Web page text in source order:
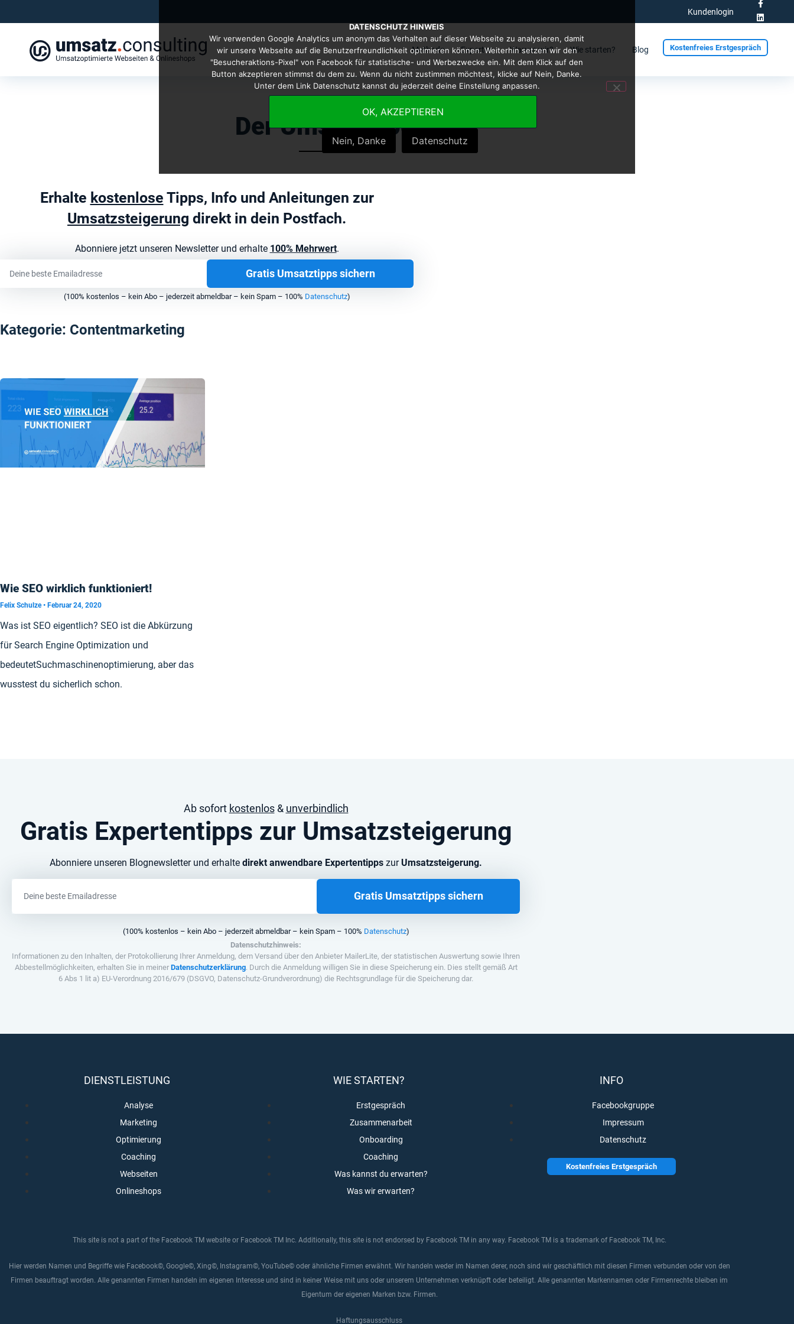
Kundenlogin
Methode Experten Warum wir? Wie starten? Blog Kostenfreies Erstgespräch
Methode Experten Warum wir? Wie starten?
Der Umsatzblog
Erhalte kostenlose Tipps, Info und Anleitungen zur
Umsatzsteigerung direkt in dein Postfach.
Abonniere jetzt unseren Newsletter und erhalte 100% Mehrwert.
Gratis Umsatztipps sichern
(100% kostenlos – kein Abo – jederzeit abmeldbar – kein Spam – 100% Datenschutz)
Kategorie: Contentmarketing
Wie SEO wirklich funktioniert!
Felix Schulze Februar 24, 2020
Was ist SEO eigentlich? SEO ist die Abkürzung
für Search Engine Optimization und
bedeutetSuchmaschinenoptimierung, aber das
wusstest du sicherlich schon.
Ab sofort kostenlos& unverbindlich
Gratis Expertentipps zur Umsatzsteigerung
Abonniere unseren Blognewsletter und erhalte direkt anwendbare Expertentipps zurUmsatzsteigerung.
Gratis Umsatztipps sichern
(100% kostenlos – kein Abo – jederzeit abmeldbar – kein Spam – 100% Datenschutz)
Datenschutzhinweis:
Informationen zu den Inhalten, der Protokollierung Ihrer Anmeldung, dem Versand über den Anbieter MailerLite, der statistischen Auswertung sowie Ihren
Abbestellmöglichkeiten, erhalten Sie in meiner Datenschutzerklärung. Durch die Anmeldung willigen Sie in diese Speicherung ein. Dies stellt gemäß Art
6 Abs 1 lit a) EU-Verordnung 2016/679 (DSGVO, Datenschutz-Grundverordnung) die Rechtsgrundlage für die Speicherung dar.
DIENSTLEISTUNG
Analyse
Marketing
Optimierung
Coaching
Webseiten
Onlineshops
WIE STARTEN?
Erstgespräch
Zusammenarbeit
Onboarding
Coaching
Was kannst du erwarten?
Was wir erwarten?
INFO
Facebookgruppe
Impressum
Datenschutz
Kostenfreies Erstgespräch
This site is not a part of the Facebook TM website or Facebook TM Inc. Additionally, this site is not endorsed by Facebook TM in any way. Facebook TM is a trademark of Facebook TM, Inc.
Hier werden Namen und Begriffe wie Facebook©, Google©, Xing©, Instagram©, YouTube© oder ähnliche Firmen erwähnt. Wir handeln weder im Namen derer, noch sind wir geschäftlich mit diesen Firmen verbunden oder von den
Firmen beauftragt worden. Alle genannten Firmen handeln im eigenen Interesse und sind in keiner Weise mit uns oder unserem Unternehmen verknüpft oder beteiligt. Alle genannten Markennamen oder Firmenrechte bleiben im
Eigentum der eigenen Marken bzw. Firmen.
Haftungsausschluss
DATENSCHUTZ HINWEIS
Wir verwenden Google Analytics um anonym das Verhalten auf dieser Webseite zu analysieren, damit
wir unsere Webseite auf die Benutzerfreundlichkeit optimieren können. Weiterhin setzen wir den
"Besucheraktions-Pixel" von Facebook für statistische- und Werbezwecke ein. Mit dem Klick auf den
Button akzeptieren stimmst du dem zu. Wenn du nicht zustimmen möchtest, klicke auf Nein, Danke.
Unter dem Link Datenschutz kannst du jederzeit deine Einstellung anpassen.
OK, AKZEPTIEREN
Nein, Danke Datenschutz